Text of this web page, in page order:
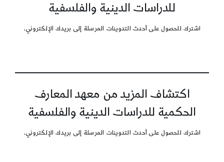
للدراسات الدينية والفلسفية
اشترك للحصول على أحدث التدوينات المرسلة إلى بريدك الإلكتروني.
اكتشاف المزيد من معهد المعارف
الحكمية للدراسات الدينية والفلسفية
اشترك للحصول على أحدث التدوينات المرسلة إلى بريدك الإلكتروني.